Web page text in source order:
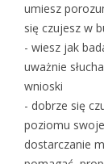
umiesz
się czujesz w
- wiesz jak
uważnie
wnioski
- dobrze się
poziomu
dostarczanie